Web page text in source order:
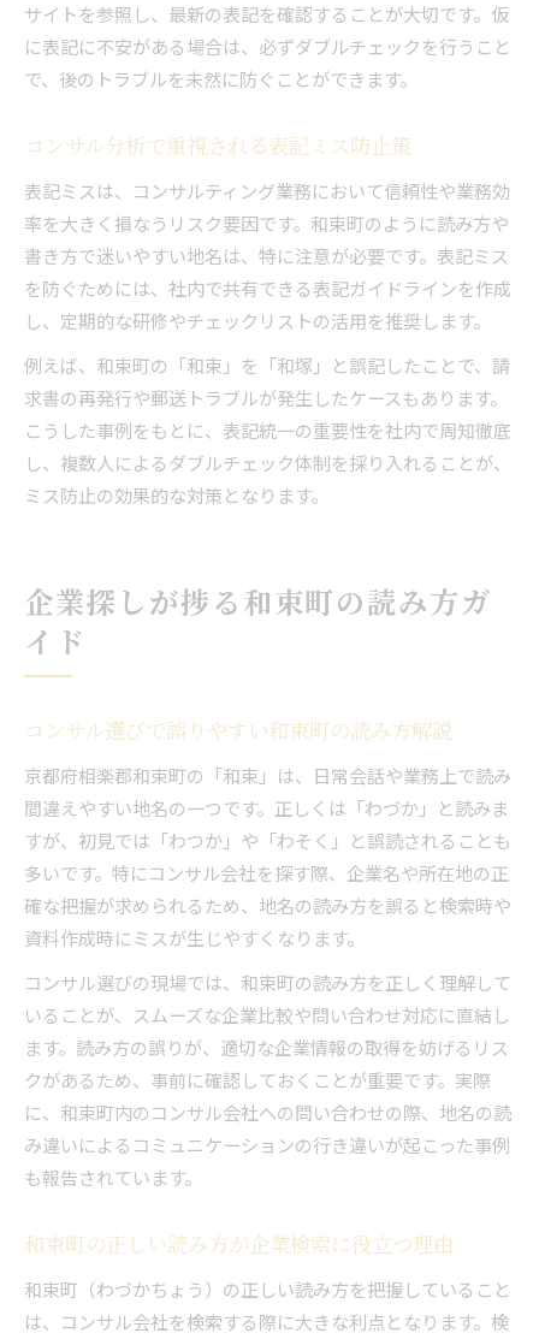
サイトを参照し、最新の表記を確認することが大切です。仮
に表記に不安がある場合は、必ずダブルチェックを行うこと
で、後のトラブルを未然に防ぐことができます。
コンサル分析で重視される表記ミス防止策
表記ミスは、コンサルティング業務において信頼性や業務効
率を大きく損なうリスク要因です。和束町のように読み方や
書き方で迷いやすい地名は、特に注意が必要です。表記ミス
を防ぐためには、社内で共有できる表記ガイドラインを作成
し、定期的な研修やチェックリストの活用を推奨します。
例えば、和束町の「和束」を「和塚」と誤記したことで、請
求書の再発行や郵送トラブルが発生したケースもあります。
こうした事例をもとに、表記統一の重要性を社内で周知徹底
し、複数人によるダブルチェック体制を採り入れることが、
ミス防止の効果的な対策となります。
企業探しが捗る和束町の読み方ガ
イド
コンサル選びで誤りやすい和束町の読み方解説
京都府相楽郡和束町の「和束」は、日常会話や業務上で読み
間違えやすい地名の一つです。正しくは「わづか」と読みま
すが、初見では「わつか」や「わそく」と誤読されることも
多いです。特にコンサル会社を探す際、企業名や所在地の正
確な把握が求められるため、地名の読み方を誤ると検索時や
資料作成時にミスが生じやすくなります。
コンサル選びの現場では、和束町の読み方を正しく理解して
いることが、スムーズな企業比較や問い合わせ対応に直結し
ます。読み方の誤りが、適切な企業情報の取得を妨げるリス
クがあるため、事前に確認しておくことが重要です。実際
に、和束町内のコンサル会社への問い合わせの際、地名の読
み違いによるコミュニケーションの行き違いが起こった事例
も報告されています。
和束町の正しい読み方が企業検索に役立つ理由
和束町（わづかちょう）の正しい読み方を把握していること
は、コンサル会社を検索する際に大きな利点となります。検